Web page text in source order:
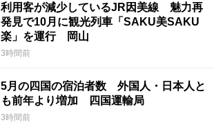
利用客が減少しているJR因美線 魅力再
発見で10月に観光列車「SAKU美SAKU
楽」を運行 岡山
3時間前
5月の四国の宿泊者数 外国人・日本人と
も前年より増加 四国運輸局
3時間前